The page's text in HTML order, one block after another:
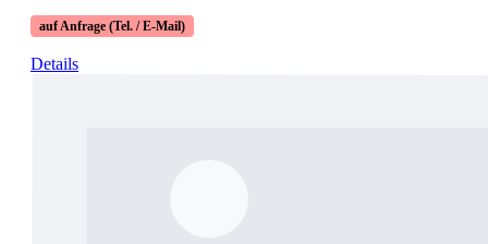
auf Anfrage (Tel. / E-Mail)
Details